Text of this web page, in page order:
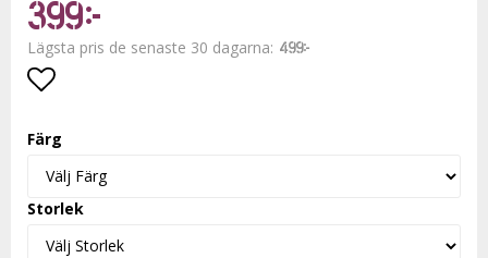
399 kr
Lägsta pris de senaste 30 dagarna 499 kr
Färg
Storlek